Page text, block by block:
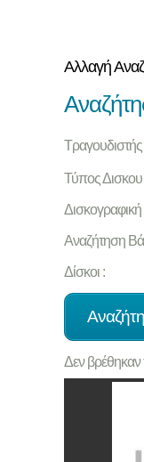
Αλλαγή
Τραγουδιστής
Τύπος Δισκου
Δισκογραφική
Αναζήτηση
Δίσκοι :
Δεν βρέθηκαν